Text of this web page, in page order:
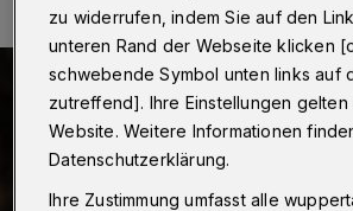
zu widerrufen, indem Sie auf den
unteren Rand der Webseite klicken
schwebende Symbol unten links auf
zutreffend]. Ihre Einstellungen gelten
Website. Weitere Informationen
Datenschutzerklärung.
Ihre Zustimmung umfasst alle